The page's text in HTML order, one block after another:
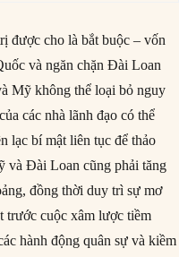
được cho là bắt buộc – vốn
và ngăn chặn Đài Loan
Mỹ không thể loại bỏ nguy
các nhà lãnh đạo có thể
lạc bí mật liên tục để thảo
và Đài Loan cũng phải tăng
đồng thời duy trì sự mơ
trước cuộc xâm lược tiềm
hành động quân sự và kiềm